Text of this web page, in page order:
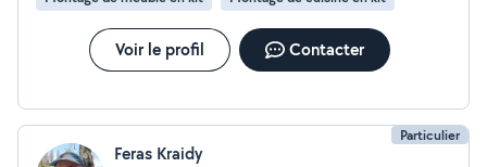
Voir le profil Contacter
Particulier
Feras Kraidy